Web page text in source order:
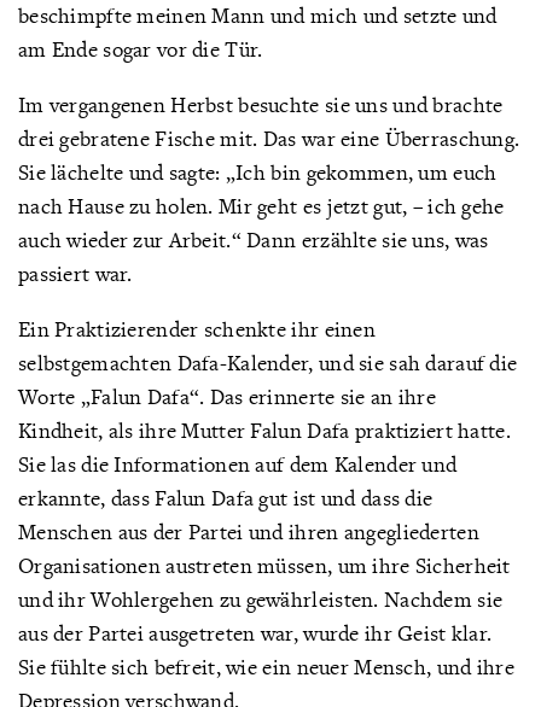
beschimpfte meinen Mann und mich und setzte und
am Ende sogar vor die Tür.
Im vergangenen Herbst besuchte sie uns und brachte
drei gebratene Fische mit. Das war eine Überraschung.
Sie lächelte und sagte: „Ich bin gekommen, um euch
nach Hause zu holen. Mir geht es jetzt gut, – ich gehe
auch wieder zur Arbeit.“ Dann erzählte sie uns, was
passiert war.
Ein Praktizierender schenkte ihr einen
selbstgemachten Dafa-Kalender, und sie sah darauf die
Worte „Falun Dafa“. Das erinnerte sie an ihre
Kindheit, als ihre Mutter Falun Dafa praktiziert hatte.
Sie las die Informationen auf dem Kalender und
erkannte, dass Falun Dafa gut ist und dass die
Menschen aus der Partei und ihren angegliederten
Organisationen austreten müssen, um ihre Sicherheit
und ihr Wohlergehen zu gewährleisten. Nachdem sie
aus der Partei ausgetreten war, wurde ihr Geist klar.
Sie fühlte sich befreit, wie ein neuer Mensch, und ihre
Depression verschwand.